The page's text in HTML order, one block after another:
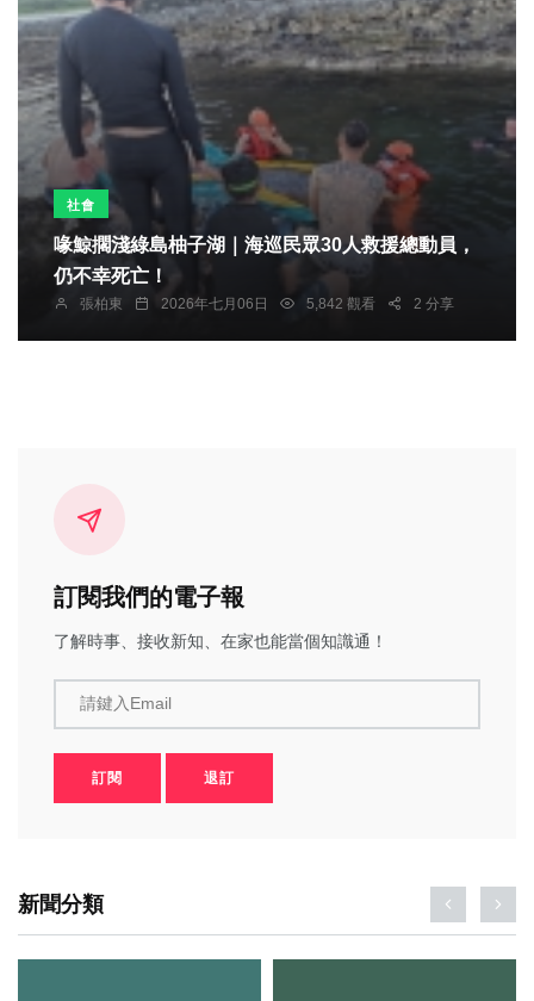
社會
喙鯨擱淺綠島柚子湖｜海巡民眾30人救援總動員，
仍不幸死亡！
張柏東 2026年七月06日 5,842 觀看 2 分享
訂閱我們的電子報
了解時事、接收新知、在家也能當個知識通！
請鍵入Email
訂閱 退訂
新聞分類